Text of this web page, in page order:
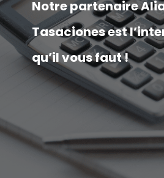
Notre partenaire
Tasaciones est
qu’il vous faut !